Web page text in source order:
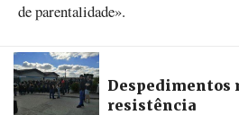
de parentalidade».
Despedimentos
resistência